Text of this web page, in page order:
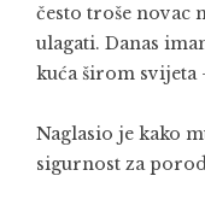
često troše novac
ulagati. Danas
kuća širom
Naglasio je kako
sigurnost za